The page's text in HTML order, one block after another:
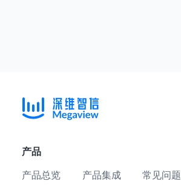
产品
产品总览 产品集成 常见问题